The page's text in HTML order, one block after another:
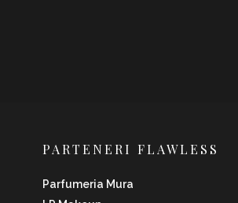
PARTENERI FLAWLESS
Parfumeria Mura